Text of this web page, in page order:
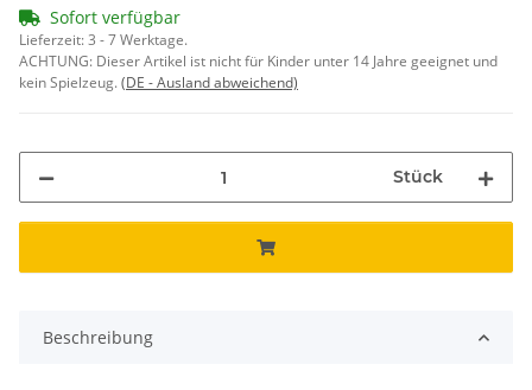
Sofort verfügbar
Lieferzeit:3 - 7 Werktage.
ACHTUNG: Dieser Artikel ist nicht für Kinder unter 14 Jahre geeignet und
kein Spielzeug.(DE - Ausland abweichend)
Stück
Beschreibung